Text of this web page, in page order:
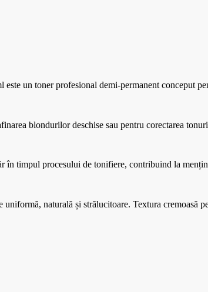
un toner profesional demi-permanent conceput
blondurilor deschise sau pentru corectarea
timpul procesului de tonifiere, contribuind la
naturală și strălucitoare. Textura